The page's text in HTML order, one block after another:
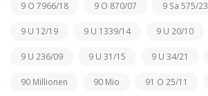
9 O 7966/18 9 O 870/07 9 Sa 575/23
9 U 12/19 9 U 1339/14 9 U 20/10
9 U 236/09 9 U 31/15 9 U 34/21
90 Millionen 90 Mio 91 O 25/11